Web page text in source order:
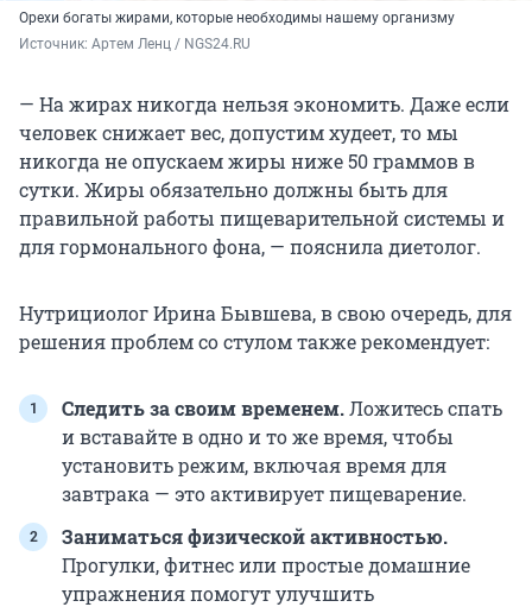
Орехи богаты жирами, которые необходимы нашему организму
Источник: Артем Ленц / NGS24.RU
— На жирах никогда нельзя экономить. Даже если
человек снижает вес, допустим худеет, то мы
никогда не опускаем жиры ниже 50 граммов в
сутки. Жиры обязательно должны быть для
правильной работы пищеварительной системы и
для гормонального фона, — пояснила диетолог.
Нутрициолог Ирина Бывшева, в свою очередь, для
решения проблем со стулом также рекомендует:
Следить за своим временем.Ложитесь спать
и вставайте в одно и то же время, чтобы
установить режим, включая время для
завтрака — это активирует пищеварение.
Заниматься физической активностью.
Прогулки, фитнес или простые домашние
упражнения помогут улучшить